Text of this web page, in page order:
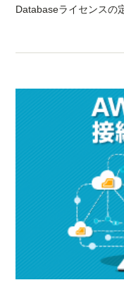
Databaseライセンスの